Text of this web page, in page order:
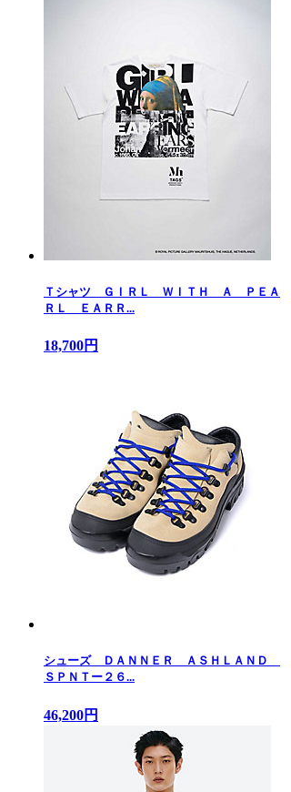
Ｔシャツ ＧＩＲＬ ＷＩＴＨ Ａ ＰＥＡ
ＲＬ ＥＡＲＲ...
18,700円
シューズ ＤＡＮＮＥＲ ＡＳＨＬＡＮＤ
ＳＰＮＴー２６...
46,200円